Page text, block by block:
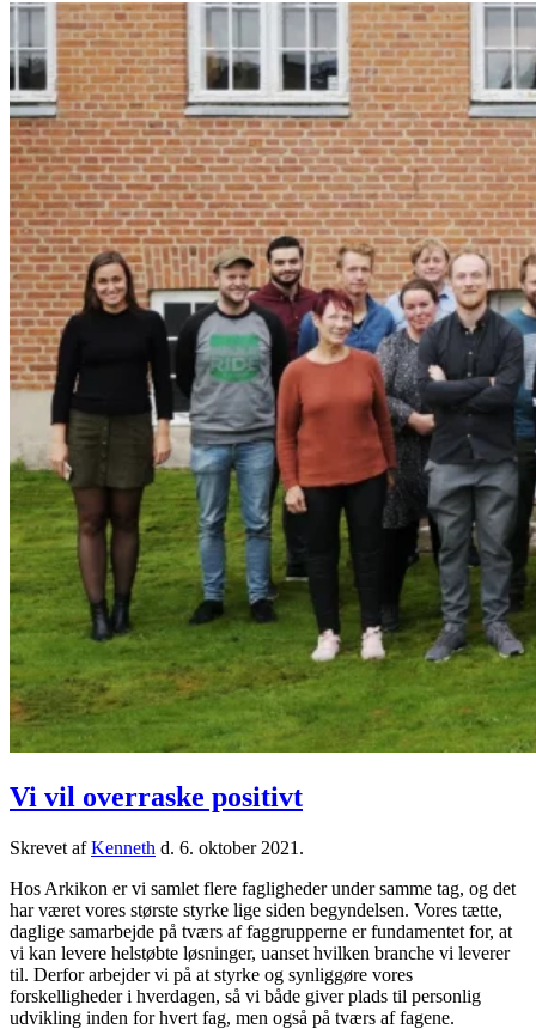
Vi vil overraske positivt
Skrevet afKenneth d. 6. oktober 2021 .
Hos Arkikon er vi samlet flere fagligheder under samme tag, og det
har været vores største styrke lige siden begyndelsen. Vores tætte,
daglige samarbejde på tværs af faggrupperne er fundamentet for, at
vi kan levere helstøbte løsninger, uanset hvilken branche vi leverer
til. Derfor arbejder vi på at styrke og synliggøre vores
forskelligheder i hverdagen, så vi både giver plads til personlig
udvikling inden for hvert fag, men også på tværs af fagene.